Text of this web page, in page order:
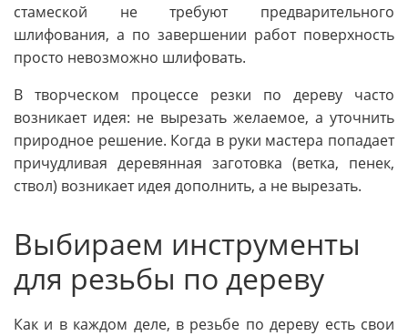
стамеской не требуют предварительного
шлифования, а по завершении работ поверхность
просто невозможно шлифовать.
В творческом процессе резки по дереву часто
возникает идея: не вырезать желаемое, а уточнить
природное решение. Когда в руки мастера попадает
причудливая деревянная заготовка (ветка, пенек,
ствол) возникает идея дополнить, а не вырезать.
Выбираем инструменты
для резьбы по дереву
Как и в каждом деле, в резьбе по дереву есть свои